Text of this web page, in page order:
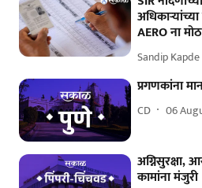
AERO ना
Sandip Kapde
प्रगणकांना
CD 06
अग्निसुरक्षा,
कामांना मंजुरी